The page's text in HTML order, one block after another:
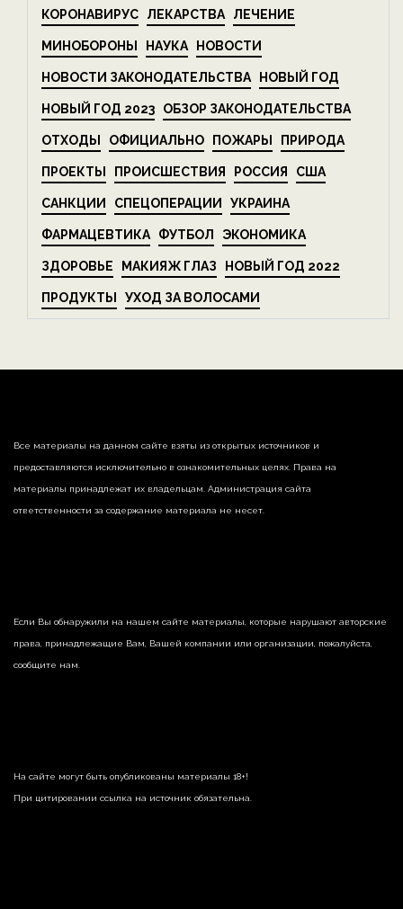
КОРОНАВИРУС ЛЕКАРСТВА ЛЕЧЕНИЕ
МИНОБОРОНЫ НАУКА НОВОСТИ
НОВОСТИ ЗАКОНОДАТЕЛЬСТВА НОВЫЙ ГОД
НОВЫЙ ГОД 2023 ОБЗОР ЗАКОНОДАТЕЛЬСТВА
ОТХОДЫ ОФИЦИАЛЬНО ПОЖАРЫ ПРИРОДА
ПРОЕКТЫ ПРОИСШЕСТВИЯ РОССИЯ США
САНКЦИИ СПЕЦОПЕРАЦИИ УКРАИНА
ФАРМАЦЕВТИКА ФУТБОЛ ЭКОНОМИКА
ЗДОРОВЬЕ МАКИЯЖ ГЛАЗ НОВЫЙ ГОД 2022
ПРОДУКТЫ УХОД ЗА ВОЛОСАМИ
Все материалы на данном сайте взяты из открытых источников и
предоставляются исключительно в ознакомительных целях. Права на
материалы принадлежат их владельцам. Администрация сайта
ответственности за содержание материала не несет.
Если Вы обнаружили на нашем сайте материалы, которые нарушают авторские
права, принадлежащие Вам, Вашей компании или организации, пожалуйста,
сообщите нам.
На сайте могут быть опубликованы материалы 18+!
При цитировании ссылка на источник обязательна.